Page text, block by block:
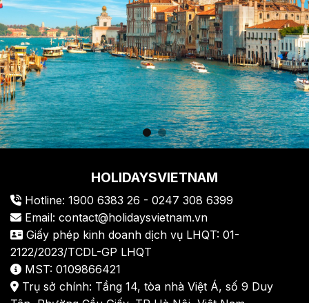
HOLIDAYSVIETNAM
Hotline: 1900 6383 26 - 0247 308 6399
Email: contact@holidaysvietnam.vn
Giấy phép kinh doanh dịch vụ LHQT: 01-
2122/2023/TCDL-GP LHQT
MST: 0109866421
Trụ sở chính: Tầng 14, tòa nhà Việt Á, số 9 Duy